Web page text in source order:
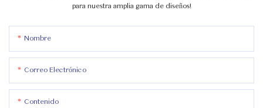
para nuestra amplia gama de diseños!
Nombre
Correo Electrónico
Contenido